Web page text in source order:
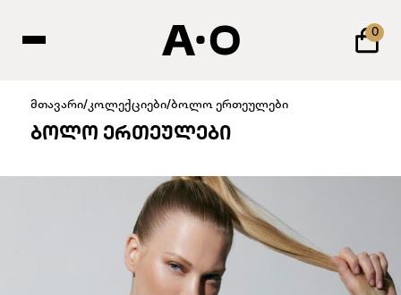
0
მთავარი/კოლექციები/ბოლო ერთეულები
ᲑᲝᲚᲝ ᲔᲠᲗᲔᲣᲚᲔᲑᲘ